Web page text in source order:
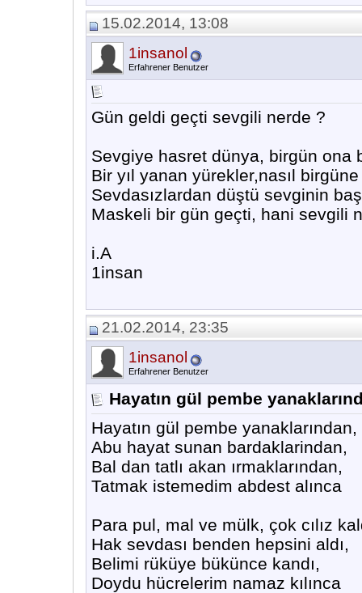
15.02.2014, 13:08
1insanol
Erfahrener Benutzer
Gün geldi geçti sevgili nerde ?
Sevgiye hasret dünya, birgün ona
Bir yıl yanan yürekler,nasıl
Sevdasızlardan düştü sevginin
Maskeli bir gün geçti, hani sevgili
i.A
1insan
21.02.2014, 23:35
1insanol
Erfahrener Benutzer
Hayatın gül pembe
Hayatın gül pembe yanaklarından,
Abu hayat sunan bardaklarindan,
Bal dan tatlı akan ırmaklarından,
Tatmak istemedim abdest alınca
Para pul, mal ve mülk, çok cılız
Hak sevdası benden hepsini aldı,
Belimi rüküye bükünce kandı,
Doydu hücrelerim namaz kılınca